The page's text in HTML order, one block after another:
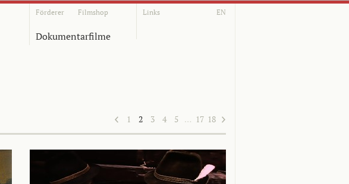
Förderer Filmshop Links EN
Dokumentarfilme
1 2 3 4 5 … 17 18